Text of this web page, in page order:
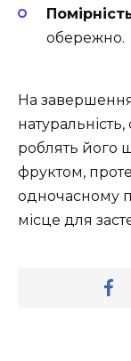
обережно.
На
натуральність,
роблять його
фруктом,
одночасному
місце для